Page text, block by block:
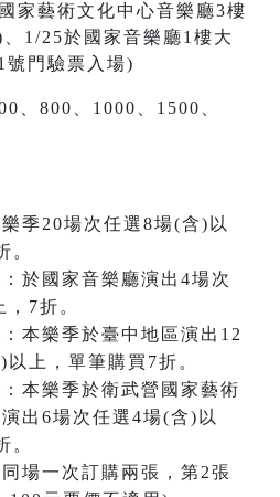
家藝術文化中心音樂廳3樓
1/25於國家音樂廳1樓大
號門驗票入場)
、800、1000、1500、
樂季20場次任選8場(含)以
。
：於國家音樂廳演出4場次
7折。
：本樂季於臺中地區演出12
上，單筆購買7折。
：本樂季於衛武營國家藝術
出6場次任選4場(含)以
。
同場一次訂購兩張，第2張